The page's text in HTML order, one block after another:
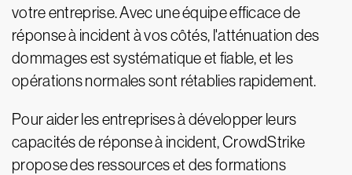
votre entreprise. Avec une équipe efficace de
réponse à incident à vos côtés, l'atténuation des
dommages est systématique et fiable, et les
opérations normales sont rétablies rapidement.
Pour aider les entreprises à développer leurs
capacités de réponse à incident, CrowdStrike
propose des ressources et des formations